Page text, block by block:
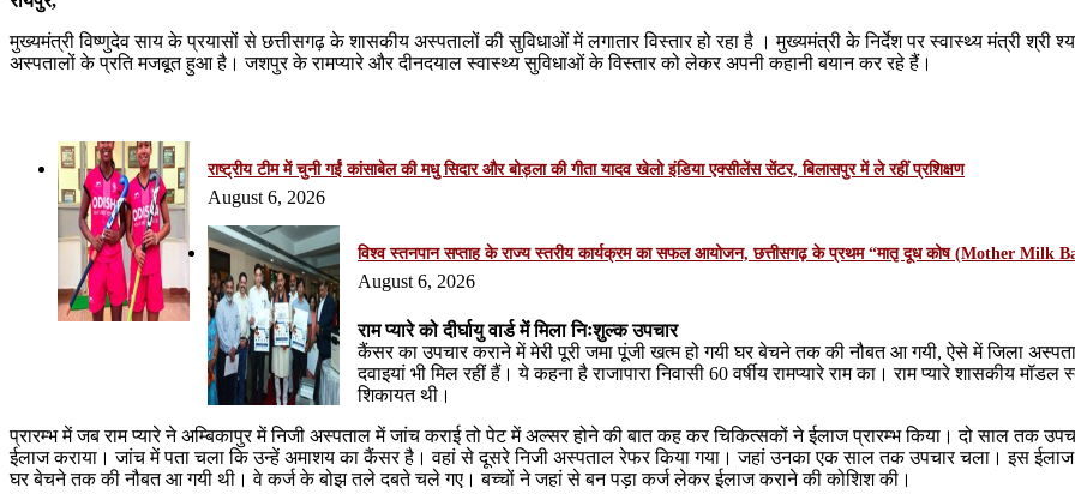
मुख्यमंत्री विष्णुदेव साय के प्रयासों से छत्तीसगढ़ के शासकीय अस्पतालों की सुविधाओं में लगातार विस्तार हो रहा है । मुख्यमंत्री के निर्देश पर स्वास्थ्य मंत्री श्री
अस्पतालों के प्रति मजबूत हुआ है। जशपुर के रामप्यारे और दीनदयाल स्वास्थ्य सुविधाओं के विस्तार को लेकर अपनी कहानी बयान कर रहे हैं।
राष्ट्रीय टीम में चुनी गईं कांसाबेल की मधु सिदार और बोड़ला की गीता यादव खेलो इंडिया एक्सीलेंस सेंटर, बिलासपुर में ले रहीं प्रशिक्षण
August 6, 2026
विश्व स्तनपान सप्ताह के राज्य स्तरीय कार्यक्रम का सफल आयोजन, छत्तीसगढ़ के प्रथम “मातृ दूध कोष (Mother Milk
August 6, 2026
राम प्यारे को दीर्घायु वार्ड में मिला निःशुल्क उपचार
कैंसर का उपचार कराने में मेरी पूरी जमा पूंजी खत्म हो गयी घर बेचने तक की नौबत आ गयी, ऐसे में जिला
दवाइयां भी मिल रहीं हैं। ये कहना है राजापारा निवासी 60 वर्षीय रामप्यारे राम का। राम प्यारे
शिकायत थी।
प्रारम्भ में जब राम प्यारे ने अम्बिकापुर में निजी अस्पताल में जांच कराई तो पेट में अल्सर होने की बात कह कर चिकित्सकों ने ईलाज प्रारम्भ किया। दो साल तक
ईलाज कराया। जांच में पता चला कि उन्हें अमाशय का कैंसर है। वहां से दूसरे निजी अस्पताल रेफर किया गया। जहां उनका एक साल तक उपचार चला। इस ईलाज
घर बेचने तक की नौबत आ गयी थी। वे कर्ज के बोझ तले दबते चले गए। बच्चों ने जहां से बन पड़ा कर्ज लेकर ईलाज कराने की कोशिश की।